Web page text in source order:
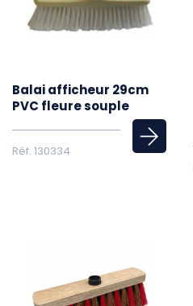
Balai afficheur 29cm
PVC fleure souple
Réf. 130334